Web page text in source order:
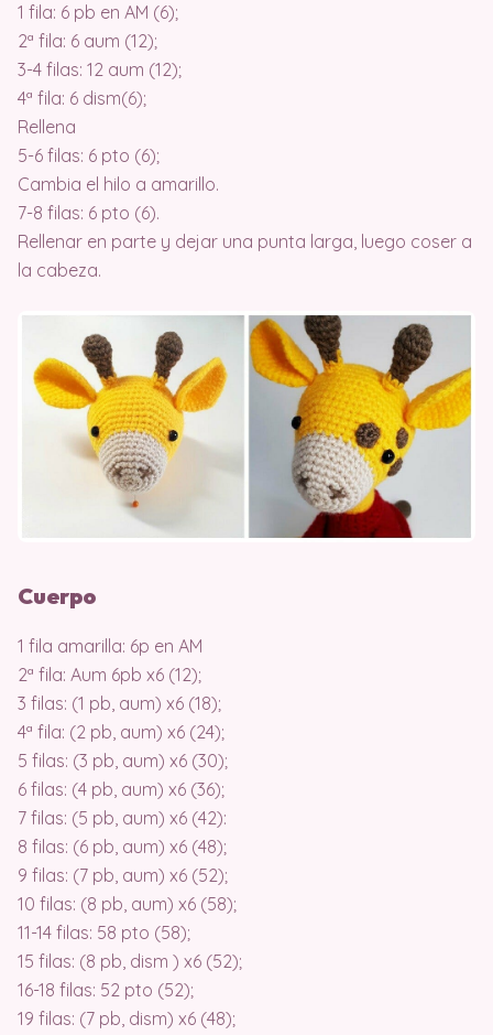
1 fila: 6 pb en AM (6);
2ª fila: 6 aum (12);
3-4 filas: 12 aum (12);
4ª fila: 6 dism(6);
Rellena
5-6 filas: 6 pto (6);
Cambia el hilo a amarillo.
7-8 filas: 6 pto (6).
Rellenar en parte y dejar una punta larga, luego coser a
la cabeza.
Cuerpo
1 fila amarilla: 6p en AM
2ª fila: Aum 6pb x6 (12);
3 filas: (1 pb, aum) x6 (18);
4ª fila: (2 pb, aum) x6 (24);
5 filas: (3 pb, aum) x6 (30);
6 filas: (4 pb, aum) x6 (36);
7 filas: (5 pb, aum) x6 (42):
8 filas: (6 pb, aum) x6 (48);
9 filas: (7 pb, aum) x6 (52);
10 filas: (8 pb, aum) x6 (58);
11-14 filas: 58 pto (58);
15 filas: (8 pb, dism ) x6 (52);
16-18 filas: 52 pto (52);
19 filas: (7 pb, dism) x6 (48);